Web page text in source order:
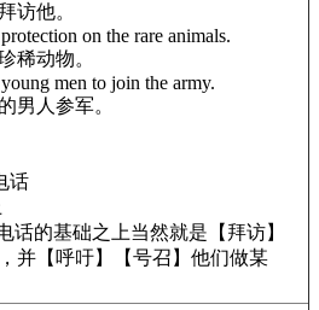
访他。
on the rare animals.
稀动物。
men to join the army.
男人参军。
话
话的基础之上当然就是【拜访】
并【呼吁】【号召】他们做某